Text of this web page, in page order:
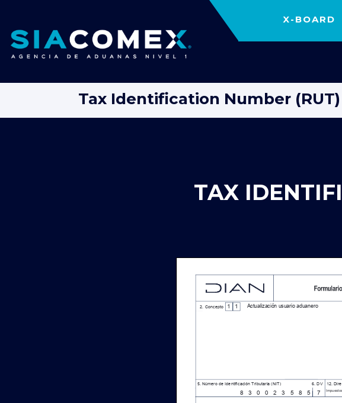
X-BOARD
Tax Identification Number (RUT)
TAX